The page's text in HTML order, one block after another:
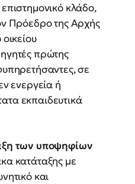
κλάδο,
Πρόεδρο της Αρχής
πρώτης
σε
ενεργεία ή
εκπαιδευτικά
των υποψηφίων
κατάταξης με
και